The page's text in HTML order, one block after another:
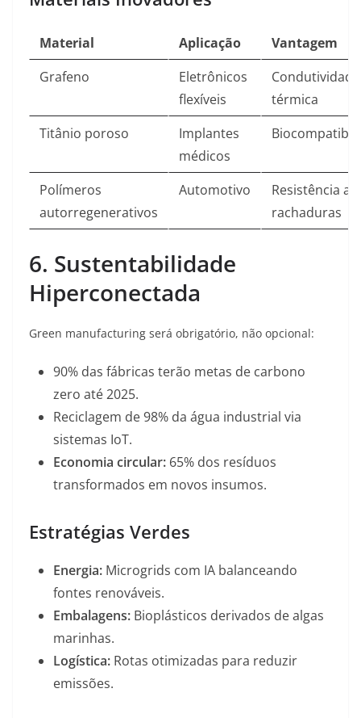
Material Aplicação
Vantagem
Grafeno
Eletrônicos
flexíveis
Condutividade
térmica
Titânio poroso
Implantes
médicos
Polímeros
autorregenerativos
Automotivo
Resistência a
rachaduras
6. Sustentabilidade
Hiperconectada
Green manufacturing será obrigatório, não opcional:
90% das fábricas terão metas de carbono
zero até 2025.
Reciclagem de 98% da água industrial via
sistemas IoT.
Economia circular: 65% dos resíduos
transformados em novos insumos.
Estratégias Verdes
Energia: Microgrids com IA balanceando
fontes renováveis.
Embalagens: Bioplásticos derivados de algas
marinhas.
Logística: Rotas otimizadas para reduzir
emissões.